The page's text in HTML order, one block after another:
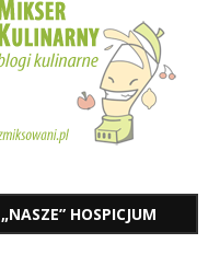
„NASZE” HOSPICJUM